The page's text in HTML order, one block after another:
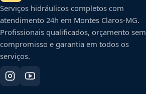
Serviços hidráulicos completos com
atendimento 24h em Montes Claros-MG.
Profissionais qualificados, orçamento sem
compromisso e garantia em todos os
serviços.